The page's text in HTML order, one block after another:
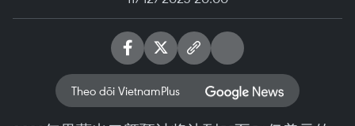
Theo dõi VietnamPlus